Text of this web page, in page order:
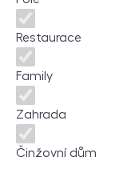
Restaurace
Family
Zahrada
Činžovní dům